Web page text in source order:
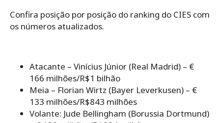
Confira posição por posição do ranking do CIES com
os números atualizados.
Atacante – Vinícius Júnior (Real Madrid) – €
166 milhões/R$1 bilhão
Meia – Florian Wirtz (Bayer Leverkusen) – €
133 milhões/R$843 milhões
Volante: Jude Bellingham (Borussia Dortmund)